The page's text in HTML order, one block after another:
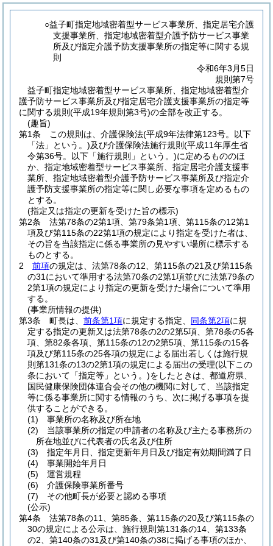
○益子町指定地域密着型サービス事業所、指定居宅介護
支援事業所、指定地域密着型介護予防サービス事業
所及び指定介護予防支援事業所の指定等に関する規
則
令和6年3月5日
規則第7号
益子町指定地域密着型サービス事業所、指定地域密着型介
護予防サービス事業所及び指定居宅介護支援事業所の指定等
に関する規則(平成19年規則第3号)の全部を改正する。
(趣旨)
第1条
この規則は、介護保険法(平成9年法律第123号。以下
「法」という。)及び介護保険法施行規則 (平成11年厚生省
令第36号。以下「施行規則」という。)に定めるもののほ
か、指定地域密着型サービス事業所、指定居宅介護支援事
業所、指定地域密着型介護予防サービス事業所及び指定介
護予防支援事業所の指定等に関し必要な事項を定めるもの
とする。
(指定又は指定の更新を受けた旨の標示)
第2条
法第78条の2第1項、第79条第1項、第115条の12第1
項及び第115条の22第1項の規定により指定を受けた者は、
その旨を当該指定に係る事業所の見やすい場所に標示する
ものとする。
2
前項の規定は、法第78条の12、第115条の21及び第115条
の31において準用する法第70条の2第1項並びに法第79条の
2第1項の規定により指定の更新を受けた場合について準用
する。
(事業所情報の提供)
第3条
町長は、 前条第1項に規定する指定、 同条第2項に規
定する指定の更新又は法第78条の2の2第5項、第78条の5各
項、第82条各項、第115条の12の2第5項、第115条の15各
項及び第115条の25各項の規定による届出若しくは施行規
則第131条の13の2第1項の規定による届出の受理(以下この
条において「指定等」という。)をしたときは、都道府県、
国民健康保険団体連合会その他の機関に対して、当該指定
等に係る事業所に関する情報のうち、次に掲げる事項を提
供することができる。
(1)
事業所の名称及び所在地
(2)
当該事業所の指定の申請者の名称及び主たる事務所の
所在地並びに代表者の氏名及び住所
(3)
指定年月日、指定更新年月日及び指定有効期間満了日
(4)
事業開始年月日
(5)
運営規程
(6)
介護保険事業所番号
(7)
その他町長が必要と認める事項
(公示)
第4条
法第78条の11、第85条、第115条の20及び第115条の
30の規定による公示は、施行規則第131条の14、第133条
の2、第140条の31及び第140条の38に掲げる事項のほか、